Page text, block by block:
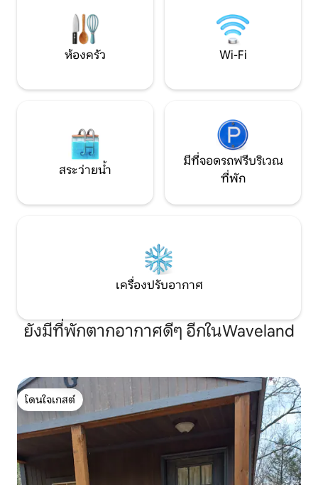
ทะเลสาบ Blue Mtn (26 นาที) 20 ไมล์
ทะเลสาบ Nimrod (43 นาที) 28.1 ไมล์
นิตยสาร Mt (32 นาที) 21.6 ไมล์
ขออภัยไม่อนุญาตใ
หรือสูบบุหรี่
ห้องครัว Wi-Fi
สระว่ายน้ำ
มีที่จอดรถฟรีบริเวณ
ที่พัก
เครื่องปรับอากาศ
ยังมีที่พักตากอากาศดีๆ อีกในWaveland
โดนใจเกสต์
โดนใจเกสต์